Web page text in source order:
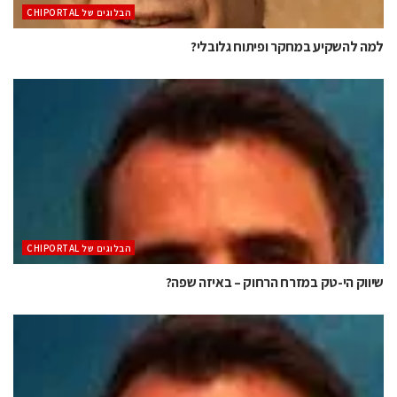
הבלוגים של CHIPORTAL
למה להשקיע במחקר ופיתוח גלובלי?
הבלוגים של CHIPORTAL
שיווק הי-טק במזרח הרחוק – באיזה שפה?